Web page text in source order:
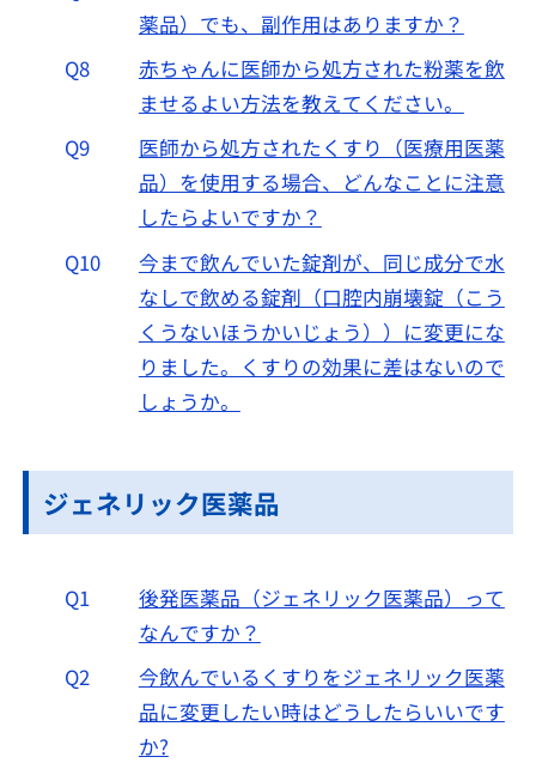
薬品）でも、副作用はありますか？
Q8
赤ちゃんに医師から処方された粉薬を飲
ませるよい方法を教えてください。
Q9
医師から処方されたくすり（医療用医薬
品）を使用する場合、どんなことに注意
したらよいですか？
Q10
今まで飲んでいた錠剤が、同じ成分で水
なしで飲める錠剤（口腔内崩壊錠（こう
くうないほうかいじょう））に変更にな
りました。くすりの効果に差はないので
しょうか。
ジェネリック医薬品
Q1
後発医薬品（ジェネリック医薬品）って
なんですか？
Q2
今飲んでいるくすりをジェネリック医薬
品に変更したい時はどうしたらいいです
か?